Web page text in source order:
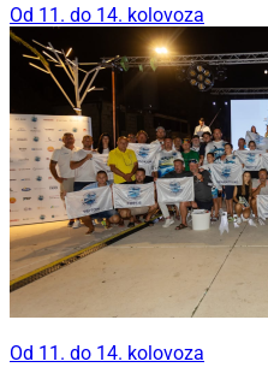
Od 11. do 14. kolovoza
Od 11. do 14. kolovoza